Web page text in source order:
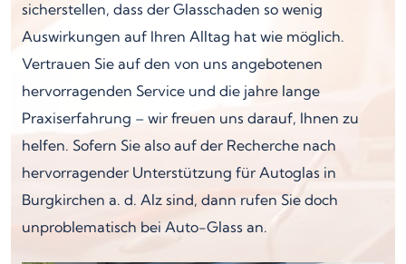
sicherstellen, dass der Glasschaden so wenig
Auswirkungen auf Ihren Alltag hat wie möglich.
Vertrauen Sie auf den von uns angebotenen
hervorragenden Service und die jahre lange
Praxiserfahrung – wir freuen uns darauf, Ihnen zu
helfen. Sofern Sie also auf der Recherche nach
hervorragender Unterstützung für Autoglas in
Burgkirchen a. d. Alz sind, dann rufen Sie doch
unproblematisch bei Auto-Glass an.